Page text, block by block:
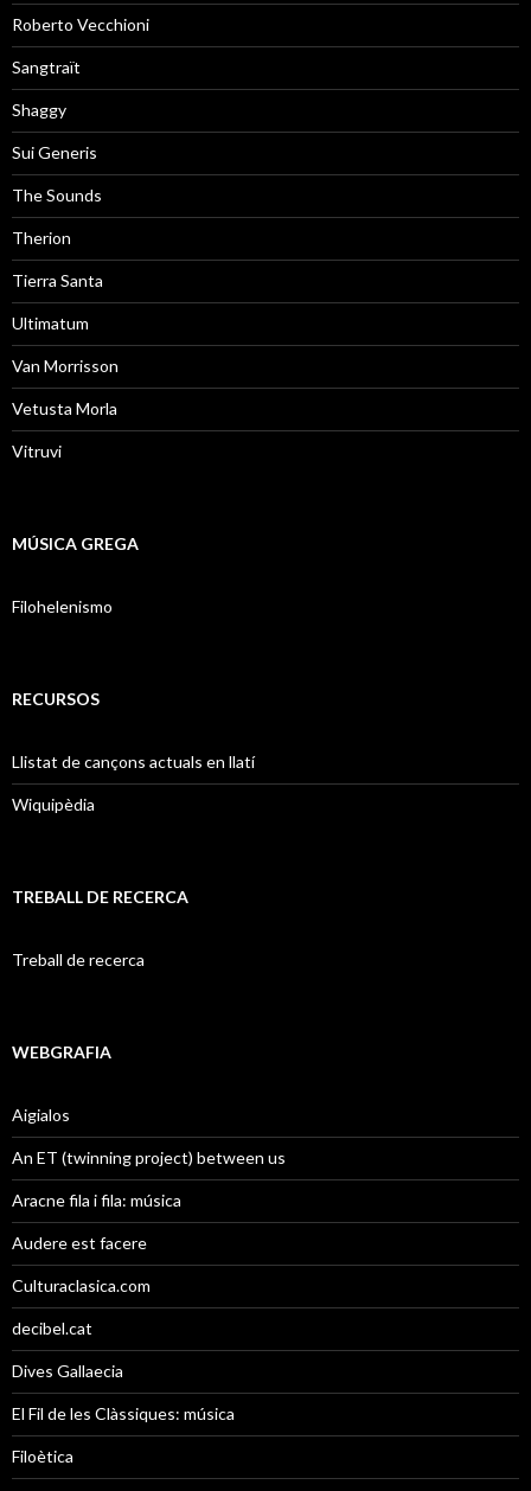
Roberto Vecchioni
Sangtraït
Shaggy
Sui Generis
The Sounds
Therion
Tierra Santa
Ultimatum
Van Morrisson
Vetusta Morla
Vitruvi
MÚSICA GREGA
Filohelenismo
RECURSOS
Llistat de cançons actuals en llatí
Wiquipèdia
TREBALL DE RECERCA
Treball de recerca
WEBGRAFIA
Aigialos
An ET (twinning project) between us
Aracne fila i fila: música
Audere est facere
Culturaclasica.com
decibel.cat
Dives Gallaecia
El Fil de les Clàssiques: música
Filoètica